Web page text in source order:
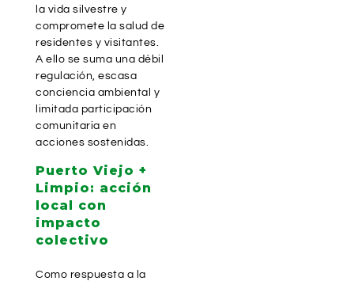
la vida silvestre y
compromete la salud de
residentes y visitantes.
A ello se suma una débil
regulación, escasa
conciencia ambiental y
limitada participación
comunitaria en
acciones sostenidas.
Puerto Viejo +
Limpio: acción
local con
impacto
colectivo
Como respuesta a la